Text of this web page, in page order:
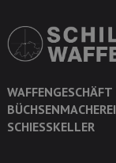
WAFFENGESCHÄFT
BÜCHSENMACHEREI
SCHIESSKELLER